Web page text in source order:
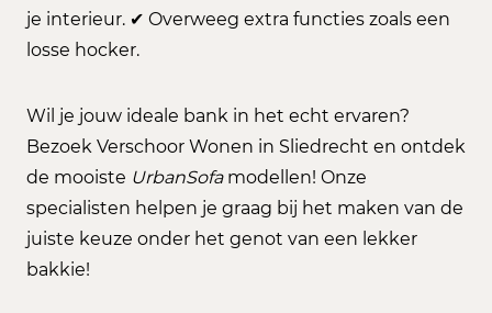
je interieur. ✔ Overweeg extra functies zoals een
losse hocker.
Wil je jouw ideale bank in het echt ervaren?
Bezoek Verschoor Wonen in Sliedrecht en ontdek
de mooiste UrbanSofamodellen! Onze
specialisten helpen je graag bij het maken van de
juiste keuze onder het genot van een lekker
bakkie!